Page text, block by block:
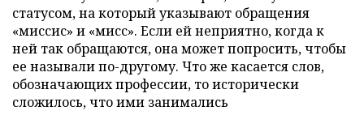
статусом, на который указывают обращения
«миссис» и «мисс». Если ей неприятно, когда к
ней так обращаются, она может попросить, чтобы
ее называли по-другому. Что же касается слов,
обозначающих профессии, то исторически
сложилось, что ими занимались